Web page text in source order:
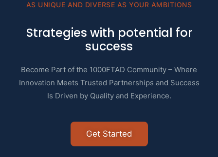
AS UNIQUE AND DIVERSE AS YOUR AMBITIONS
Strategies with potential for
success
Become Part of the 1000FTAD Community – Where
Innovation Meets Trusted Partnerships and Success
Is Driven by Quality and Experience.
Get Started